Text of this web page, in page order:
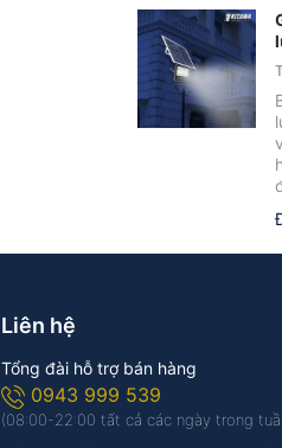
Liên hệ
Tổng đài hỗ trợ bán hàng
0943 999 539
(08:00-22:00 tất cả các ngày trong